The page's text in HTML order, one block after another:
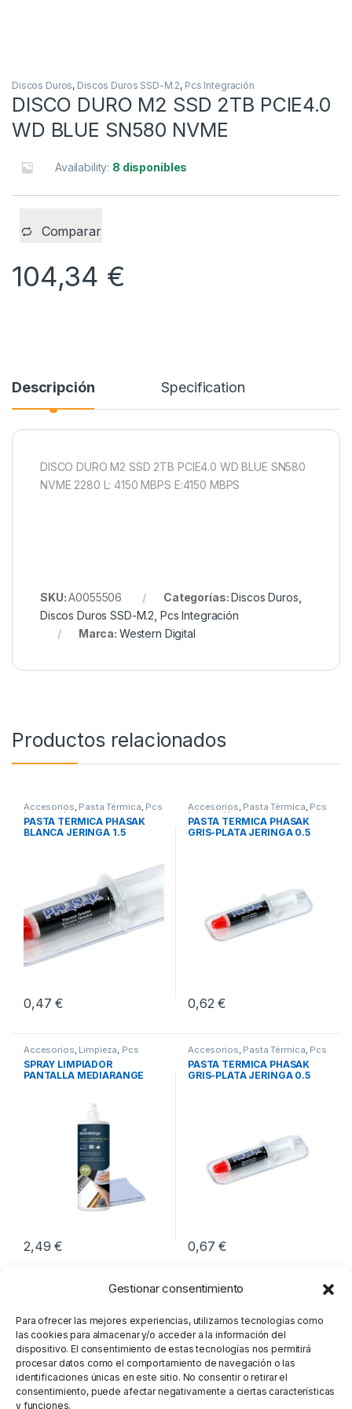
Gestionar consentimiento
Para ofrecer las mejores experiencias, utilizamos tecnologías como
las cookies para almacenar y/o acceder a la información del
dispositivo. El consentimiento de estas tecnologías nos permitirá
procesar datos como el comportamiento de navegación o las
identificaciones únicas en este sitio. No consentir o retirar el
consentimiento, puede afectar negativamente a ciertas características
y funciones.
Discos Duros, Discos Duros SSD-M.2, Pcs Integración
DISCO DURO M2 SSD 2TB PCIE4.0
WD BLUE SN580 NVME
Availability: 8 disponibles
Comparar
104,34 €
Descripción Specification
DISCO DURO M2 SSD 2TB PCIE4.0 WD BLUE SN580
NVME 2280 L: 4150 MBPS E:4150 MBPS
SKU:A0055506 Categorías:Discos Duros
Discos Duros SSD-M.2 Pcs Integración
Marca: Western Digital
Productos relacionados
Accesorios, Pasta Térmica, Pcs
Integración
PASTA TERMICA PHASAK
BLANCA JERINGA 1.5
0,47€
Accesorios, Pasta Térmica, Pcs
Integración
PASTA TÉRMICA PHASAK
GRIS-PLATA JERINGA 0.5
0,62€
Accesorios, Limpieza, Pcs
Integración
SPRAY LIMPIADOR
PANTALLA MEDIARANGE
2,49€
Accesorios, Pasta Térmica, Pcs
Integración
PASTA TÉRMICA PHASAK
GRIS-PLATA JERINGA 0.5
0,67€